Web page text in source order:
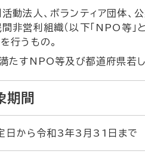
動法人、ボランティア団体、
非営利組織（以下「NPO等」
行うもの。
たすNPO等及び都道府県若
間
日から令和3年3月31日まで